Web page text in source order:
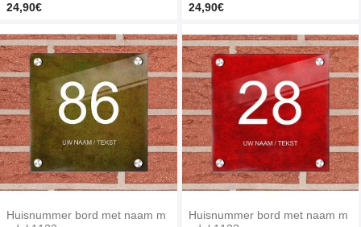
24,90€
24,90€
Huisnummer bord met naam m
Huisnummer bord met naam m